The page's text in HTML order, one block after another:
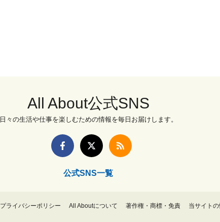
All About公式SNS
日々の生活や仕事を楽しむための情報を毎日お届けします。
公式SNS一覧
プライバシーポリシー All Aboutについて 著作権・商標・免責 当サイト